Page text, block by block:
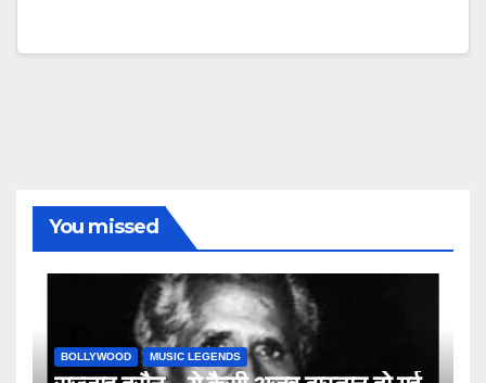
You missed
BOLLYWOOD MUSIC LEGENDS